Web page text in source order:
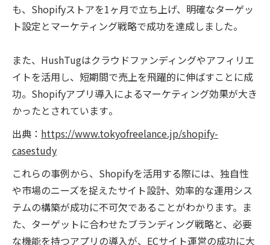
も、Shopifyストアを1ヶ月で立ち上げ、明確なターゲッ
ト設定とマーケティング戦略で成功を達成しました​​。
また、HushTugはクラウドファンディングやアフィリエ
イトを活用し、短期間で売上を飛躍的に伸ばすことに成
功。Shopifyアプリ導入によるマーケティング効果が大き
かったとされています​​。
出典： https://www.tokyofreelance.jp/shopify-
casestudy
これらの事例から、Shopifyを活用する際には、独自性
や市場のニーズを捉えたサイト設計、効率的な運用シス
テムの構築が成功に不可欠であることがわかります。ま
た、ターゲットに合わせたブランディング戦略と、必要
な機能を持つアプリの導入が、ECサイト運営の成功に大